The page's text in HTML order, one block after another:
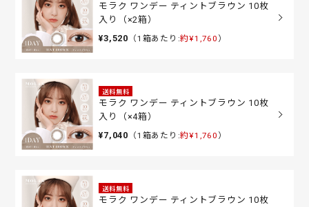
モラク ワンデー ティントブラウン 10枚
入り（×2箱）
¥3,520 （1箱あたり:約¥1,760 ）
送料無料
モラク ワンデー ティントブラウン 10枚
入り（×4箱）
¥7,040 （1箱あたり:約¥1,760 ）
送料無料
モラク ワンデー ティントブラウン 10枚